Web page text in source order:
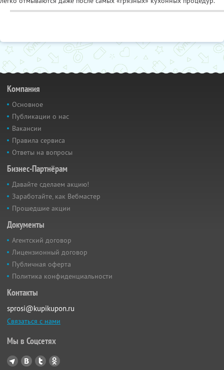
Компания
Основное
Публикации о нас
Вакансии
Правила сервиса
Ответы на вопросы
Бизнес-Партнёрам
Давайте сделаем акцию!
Заработайте, как Вебмастер
Прошедшие акции
Документы
Агентский договор
Лицензионный договор
Публичная оферта
Политика конфиденциальности
Контакты
sprosi@kupikupon.ru
Связаться с нами
Мы в Соцсетях